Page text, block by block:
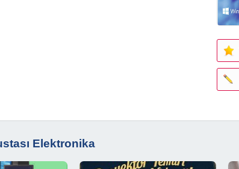
#Proqramist #Praqramist #kameraustası #elektrik
#komputerustası #nodbukustası #noutbuktəmiri
#windows 8.1 #windows8 #windows7
Elektronika